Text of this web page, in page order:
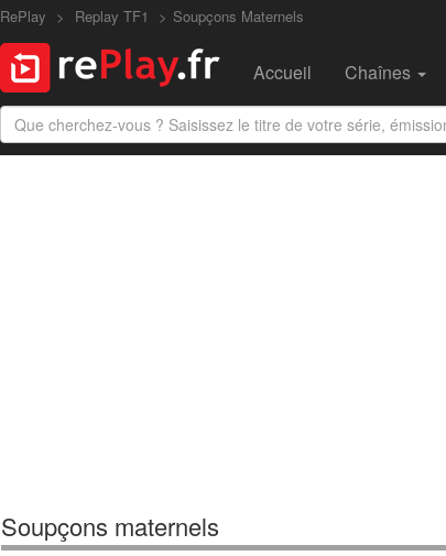
RePlay Replay TF1 Soupçons Maternels
Accueil Chaînes
Soupçons maternels